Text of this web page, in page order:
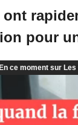
pour